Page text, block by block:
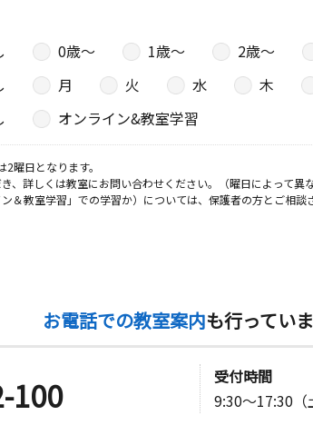
0歳〜 1歳〜 2歳〜
月 火 水 木
オンライン&教室学習
曜日となります。
詳しくは教室にお問い合わせください。（曜日によって異
教室学習」での学習か）については、保護者の方とご相談
お電話での教室案内も行ってい
100
受付時間
9:30～17:30（